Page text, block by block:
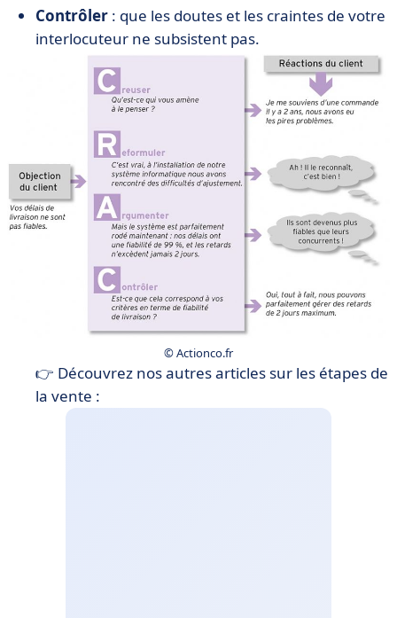
Contrôler : que les doutes et les craintes de votre
interlocuteur ne subsistent pas.
© Actionco.fr
👉 Découvrez nos autres articles sur les étapes de
la vente :